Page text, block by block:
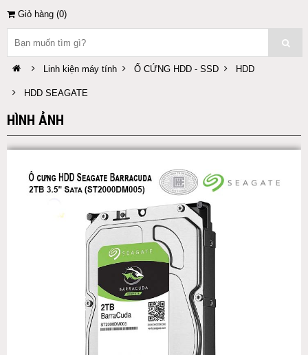
Giỏ hàng (0)
Linh kiện máy tính Ổ CỨNG HDD - SSD HDD
HDD SEAGATE
HÌNH ẢNH